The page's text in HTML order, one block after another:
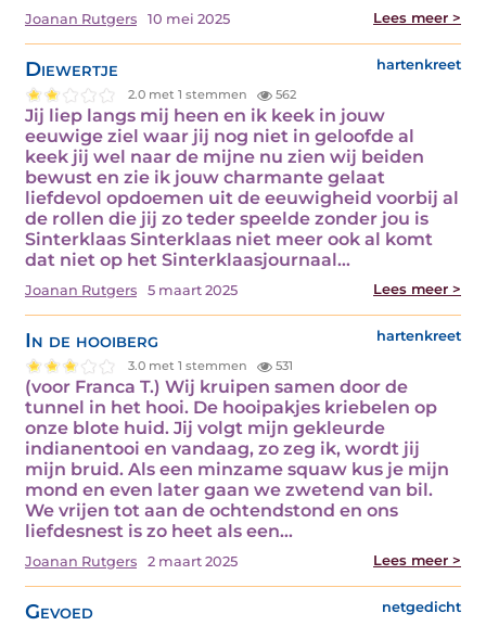
Joanan Rutgers 10 mei 2025 Lees meer >
Diewertje hartenkreet
2.0 met 1 stemmen 562
Jij liep langs mij heen en ik keek in jouw
eeuwige ziel waar jij nog niet in geloofde al
keek jij wel naar de mijne nu zien wij beiden
bewust en zie ik jouw charmante gelaat
liefdevol opdoemen uit de eeuwigheid voorbij al
de rollen die jij zo teder speelde zonder jou is
Sinterklaas Sinterklaas niet meer ook al komt
dat niet op het Sinterklaasjournaal…
Joanan Rutgers 5 maart 2025 Lees meer >
In de hooiberg hartenkreet
3.0 met 1 stemmen 531
(voor Franca T.) Wij kruipen samen door de
tunnel in het hooi. De hooipakjes kriebelen op
onze blote huid. Jij volgt mijn gekleurde
indianentooi en vandaag, zo zeg ik, wordt jij
mijn bruid. Als een minzame squaw kus je mijn
mond en even later gaan we zwetend van bil.
We vrijen tot aan de ochtendstond en ons
liefdesnest is zo heet als een…
Joanan Rutgers 2 maart 2025 Lees meer >
Gevoed netgedicht